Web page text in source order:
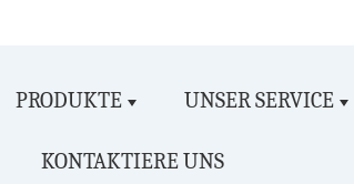
PRODUKTE UNSER SERVICE
KONTAKTIERE UNS